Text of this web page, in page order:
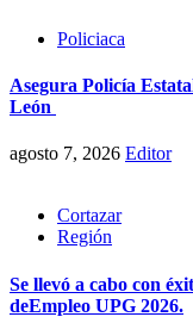
Policiaca
Asegura Policía
León
agosto 7, 2026 Editor
Cortazar
Región
Se llevó a cabo con
deEmpleo UPG 2026.